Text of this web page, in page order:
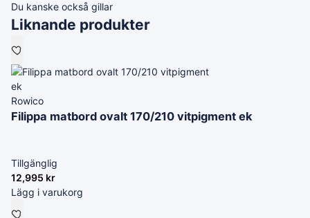
Du kanske också gillar
Liknande produkter
Rowico
Filippa matbord ovalt 170/210 vitpigment ek
Tillgänglig
12,995 kr
Lägg i varukorg